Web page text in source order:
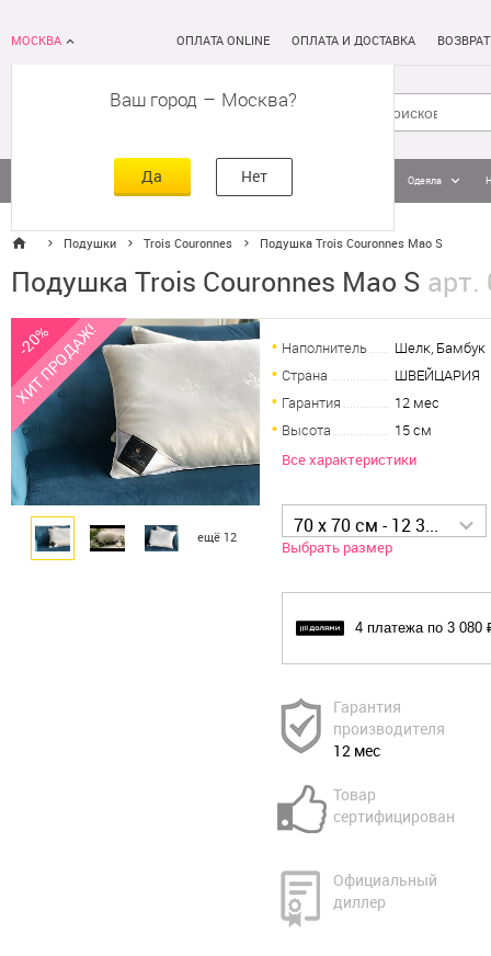
МОСКВА
Ваш город – Москва
Да Нет
ОПЛАТА ONLINE ОПЛАТА И ДОСТАВКА
Кровати Постельное белье Одеяла
Подушки Trois Couronnes Подушка Trois Couronnes Mao S
Подушка Trois Couronnes Mao S арт.
-20%
ХИТ ПРОДАЖ!
ещё 12
Наполнитель
Шелк, Бамбук
Страна
ШВЕЙЦАРИЯ
Гарантия
12 мес
Высота
15 см
Все характеристики
70 x 70 см - 12 320 р
Выбрать размер
4 платежа по 3 080
Гарантия
производителя
12 мес
Товар
сертифицирован
Официальный
диллер